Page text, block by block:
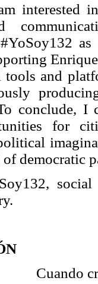
interested
tools and
conclude, I
for
democratic
Cuando